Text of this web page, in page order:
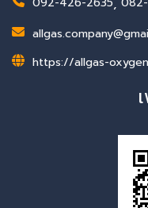
,
https://allgas-